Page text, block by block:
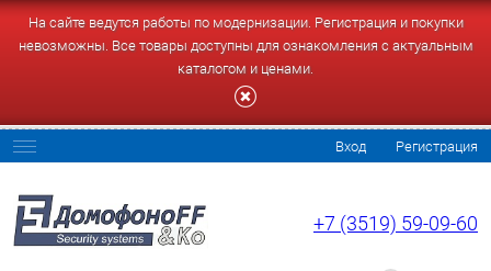
На сайте ведутся работы по модернизации. Регистрация и покупки
невозможны. Все товары доступны для ознакомления с актуальным
каталогом и ценами.
Вход Регистрация
+7 (3519) 59-09-60